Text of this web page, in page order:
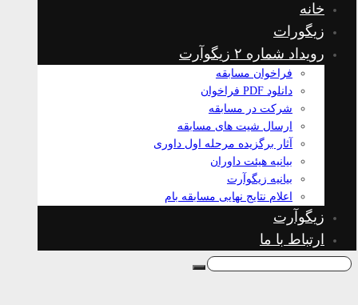
خانه
زیگورات
رویداد شماره ۲ زیگوآرت
فراخوان مسابقه
دانلود PDF فراخوان
شرکت در مسابقه
ارسال شیت های مسابقه
آثار برگزیده مرحله اول داوری
بیانیه هیئت داوران
بیانیه زیگوآرت
اعلام نتایج نهایی مسابقه بام
زیگوآرت
ارتباط با ما